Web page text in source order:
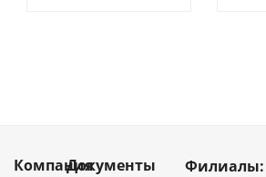
КомпанияДокументы Филиалы: